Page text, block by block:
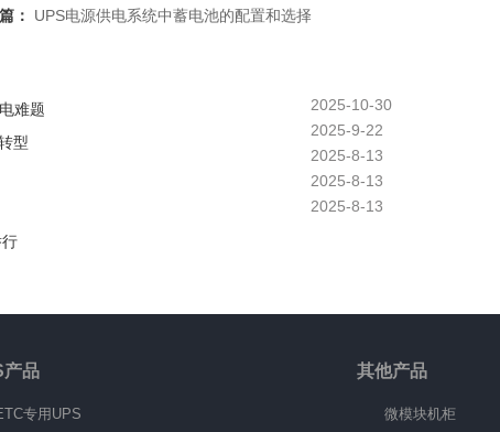
： UPS电源供电系统中蓄电池的配置和选择
2025-10-30
难题
2025-9-22
型
2025-8-13
2025-8-13
2025-8-13
产品
专用UPS
其他产品
微模块机柜